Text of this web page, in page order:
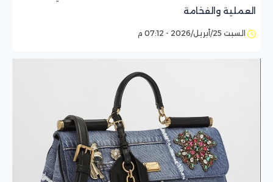
العملية والفخامة
السبت 25/أبريل/2026 - 07:12 م